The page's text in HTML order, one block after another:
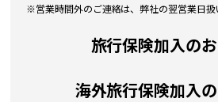
※営業時間外のご連絡は、弊社の翌営業日扱
旅行保険加入の
海外旅行保険加入